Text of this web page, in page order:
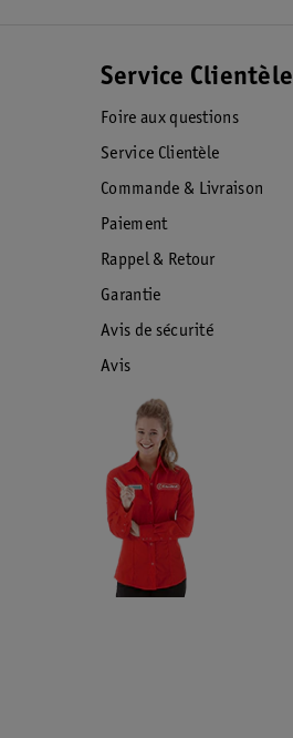
Service Clientèle
Foire aux questions
Service Clientèle
Commande & Livraison
Paiement
Rappel & Retour
Garantie
Avis de sécurité
Avis